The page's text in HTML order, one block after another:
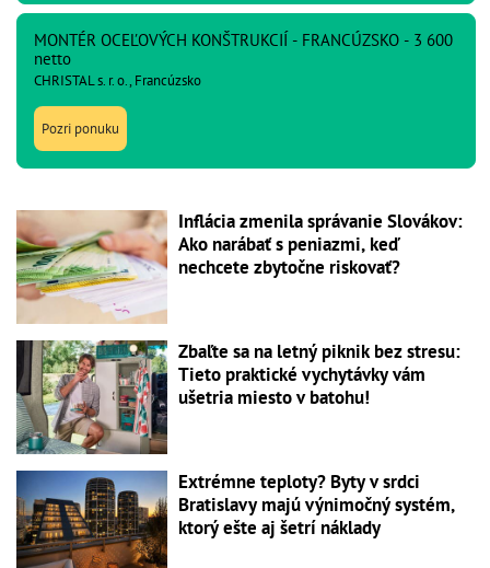
MONTÉR OCEĽOVÝCH KONŠTRUKCIÍ - FRANCÚZSKO - 3 600
netto
CHRISTAL s. r. o., Francúzsko
Pozri ponuku
Inflácia zmenila správanie Slovákov:
Ako narábať s peniazmi, keď
nechcete zbytočne riskovať?
Zbaľte sa na letný piknik bez stresu:
Tieto praktické vychytávky vám
ušetria miesto v batohu!
Extrémne teploty? Byty v srdci
Bratislavy majú výnimočný systém,
ktorý ešte aj šetrí náklady